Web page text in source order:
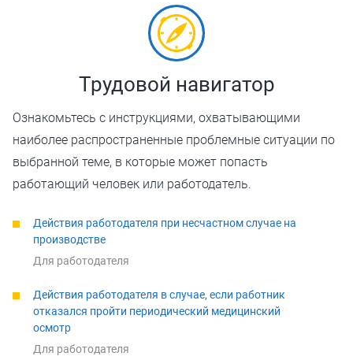
Трудовой навигатор
Ознакомьтесь с инструкциями, охватывающими
наиболее распространенные проблемные ситуации по
выбранной теме, в которые может попасть
работающий человек или работодатель.
Действия работодателя при несчастном случае на
производстве
Для работодателя
Действия работодателя в случае, если работник
отказался пройти периодический медицинский
осмотр
Для работодателя